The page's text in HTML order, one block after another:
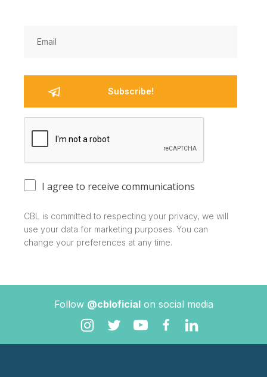
I agree to receive communications
CBL is committed to respecting your privacy, we will
use your data for marketing purposes. You can
change your preferences at any time.
Follow @cbloficialon social media